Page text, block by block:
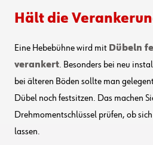
Hält die
Eine Hebebühne wird mit Dübeln
verankert. Besonders bei neu
bei älteren Böden sollte man
Dübel noch festsitzen. Das machen
Drehmomentschlüssel prüfen, ob
lassen.